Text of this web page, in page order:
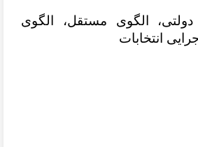
دولتی، الگوی مستقل، الگوی
انتخابات